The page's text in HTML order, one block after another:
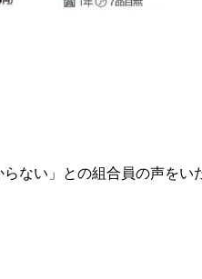
らない」との組合員の声を